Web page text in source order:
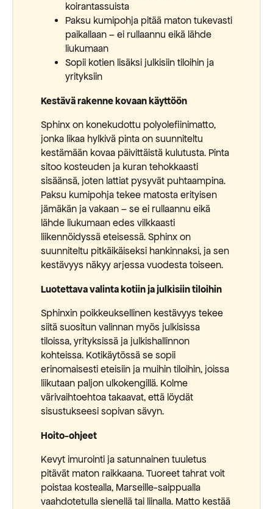
koirantassuista
Paksu kumipohja pitää maton tukevasti
paikallaan – ei rullaannu eikä lähde
liukumaan
Sopii kotien lisäksi julkisiin tiloihin ja
yrityksiin
Kestävä rakenne kovaan käyttöön
Sphinx on konekudottu polyolefiinimatto,
jonka likaa hylkivä pinta on suunniteltu
kestämään kovaa päivittäistä kulutusta. Pinta
sitoo kosteuden ja kuran tehokkaasti
sisäänsä, joten lattiat pysyvät puhtaampina.
Paksu kumipohja tekee matosta erityisen
jämäkän ja vakaan – se ei rullaannu eikä
lähde liukumaan edes vilkkaasti
liikennöidyssä eteisessä. Sphinx on
suunniteltu pitkäikäiseksi hankinnaksi, ja sen
kestävyys näkyy arjessa vuodesta toiseen.
Luotettava valinta kotiin ja julkisiin tiloihin
Sphinxin poikkeuksellinen kestävyys tekee
siitä suositun valinnan myös julkisissa
tiloissa, yrityksissä ja julkishallinnon
kohteissa. Kotikäytössä se sopii
erinomaisesti eteisiin ja muihin tiloihin, joissa
liikutaan paljon ulkokengillä. Kolme
värivaihtoehtoa takaavat, että löydät
sisustukseesi sopivan sävyn.
Hoito-ohjeet
Kevyt imurointi ja satunnainen tuuletus
pitävät maton raikkaana. Tuoreet tahrat voit
poistaa kostealla, Marseille-saippualla
vaahdotetulla sienellä tai liinalla. Matto kestää